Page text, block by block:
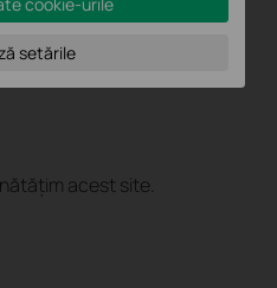
acest site.
setările